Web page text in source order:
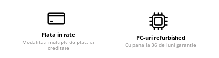
PC All-in-One
Calculatoare All-in-One NOI
All-in-One REFURBISHED
Plata in rate
Modalitati multiple de plata si
creditare
PC-uri refurbished
Cu pana la 36 de luni garantie